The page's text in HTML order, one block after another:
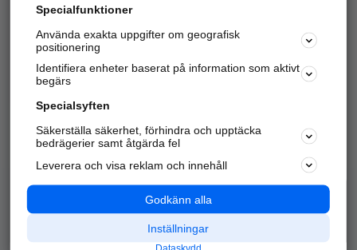
Kom igång och annonsera mot
samarbetspartners nära dig.
Alla kategorier
Populära sökningar
API & Kartor
Annonsera
Integritet
Nödnummer
Specialfunktioner
Använda exakta uppgifter om geografisk
positionering
Identifiera enheter baserat på information som aktivt
begärs
Specialsyften
Säkerställa säkerhet, förhindra och upptäcka
bedrägerier samt åtgärda fel
Leverera och visa reklam och innehåll
Godkänn alla
Inställningar
Dataskydd